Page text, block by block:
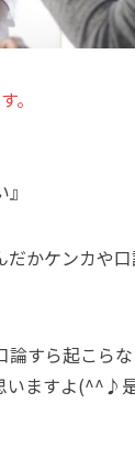
。
かケンカや
すら起こらな
いますよ(^^♪